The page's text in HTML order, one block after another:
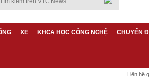
XE KHOA HỌC CÔNG NGHỆ CHUYỂN
Liên hệ